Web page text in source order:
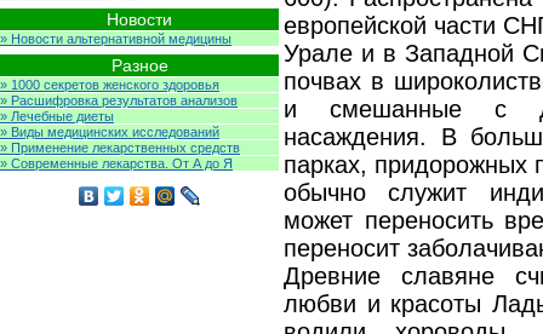
европейской части
Урале и в Западной
почвах в
и смешанные с
насаждения. В
парках, придорожных
обычно служит
может переносить
переносит
Древние славяне
любви и красоты
Новости
» Новости альтернативной медицины
Разное
» 1000 секретов женского здоровья
» Расшифровка результатов анализов
» Лечебные диеты
» Виды медицинских исследований
» Применение лекарственных средств
» Современные лекарства. От А до Я